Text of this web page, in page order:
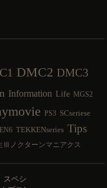
DMC2 DMC3
Information Life MGS2
PS3 SCseriese
TEKKENseries Tips
Ⅲノクターンマニアクス